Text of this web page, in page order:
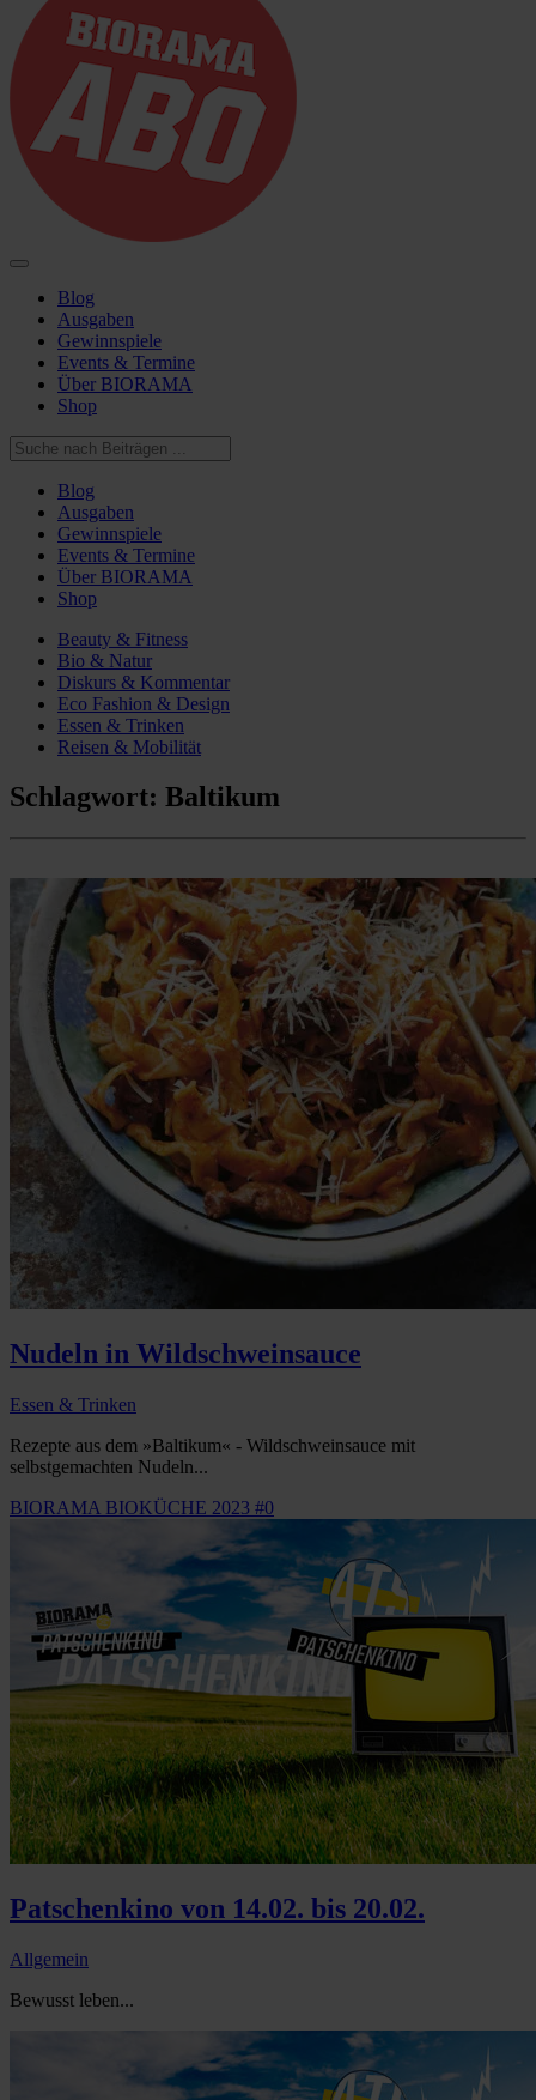
Blog
Ausgaben
Gewinnspiele
Events & Termine
Über BIORAMA
Shop
Blog
Ausgaben
Gewinnspiele
Events & Termine
Über BIORAMA
Shop
Beauty & Fitness
Bio & Natur
Diskurs & Kommentar
Eco Fashion & Design
Essen & Trinken
Reisen & Mobilität
Schlagwort: Baltikum
Nudeln in Wildschweinsauce
Essen & Trinken
Rezepte aus dem »Baltikum« - Wildschweinsauce mit
selbstgemachten Nudeln...
BIORAMA BIOKÜCHE 2023 #0
Patschenkino von 14.02. bis 20.02.
Allgemein
Bewusst leben...